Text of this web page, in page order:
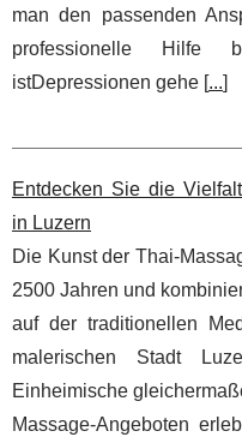
man den passenden
professionelle Hilfe
istDepressionen gehe [...]
Entdecken Sie die
in Luzern
Die Kunst der Thai-
2500 Jahren und
auf der traditionellen
malerischen Stadt
Einheimische
Massage-Angeboten